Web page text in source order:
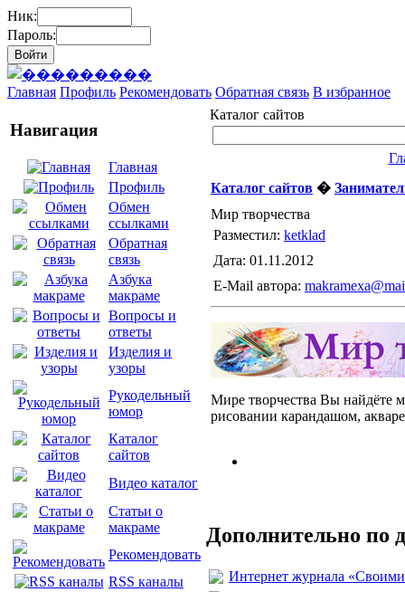
Ник:
Пароль:
Главная Профиль Рекомендовать Обратная связь В избранное
Навигация
Главная
Профиль
Обмен
ссылками
Обратная
связь
Азбука
макраме
Вопросы и
ответы
Изделия и
узоры
Рукодельный
юмор
Каталог
сайтов
Видео каталог
Статьи о
макраме
Рекомендовать
RSS каналы
Каталог сайтов
Каталог сайтов �
Мир творчества
Разместил: ketklad
Дата: 01.11.2012
E-Mail автора:
Мире творчества Вы найдёте
рисовании карандашом,
Дополнительно по
Интернет журнала